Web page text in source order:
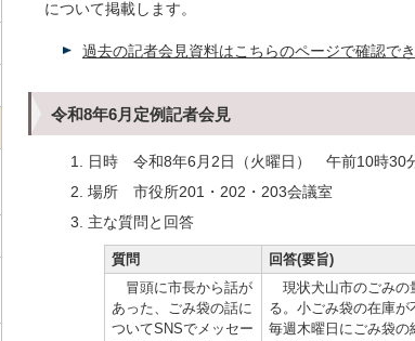
について掲載します。
過去の記者会見資料はこちらのページで確認で
令和8年6月定例記者会見
日時 令和8年6月2日（火曜日） 午前10時30
場所 市役所201・202・203会議室
主な質問と回答
質問
回答(要旨)
冒頭に市長から話が
あった、ごみ袋の話に
ついてSNSでメッセー
現状犬山市のごみの
る。小ごみ袋の在庫
毎週木曜日にごみ袋の